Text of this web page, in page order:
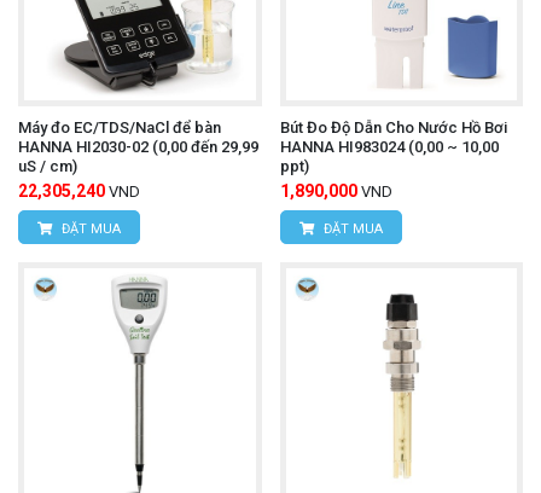
Máy đo EC/TDS/NaCl để bàn
HANNA HI2030-02 (0,00 đến 29,99
uS / cm)
22,305,240 VND
ĐẶT MUA
Bút Đo Độ Dẫn Cho Nước Hồ Bơi
HANNA HI983024 (0,00 ~ 10,00
ppt)
1,890,000 VND
ĐẶT MUA